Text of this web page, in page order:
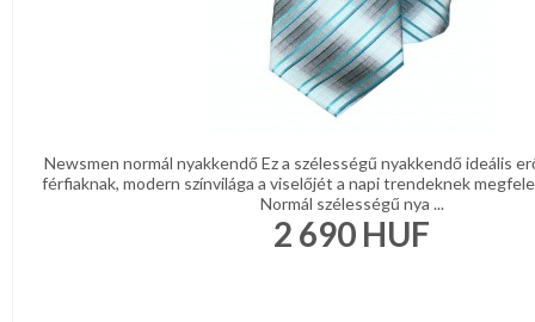
Newsmen normál nyakkendő Ez a szélességű nyakkendő ideális
férfiaknak, modern színvilága a viselőjét a napi trendeknek
Normál szélességű nya ...
2 690 HUF